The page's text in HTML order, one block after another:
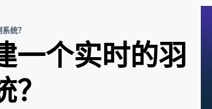
统？
一个实时的羽